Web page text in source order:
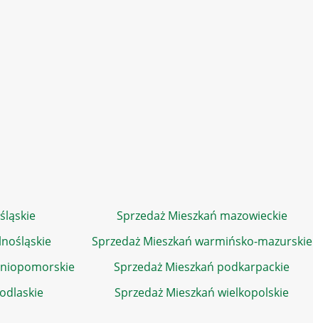
Sprzedaż Mieszkań mazowieckie
Sprzedaż Mieszkań warmińsko-mazurskie
Sprzedaż Mieszkań podkarpackie
Sprzedaż Mieszkań wielkopolskie